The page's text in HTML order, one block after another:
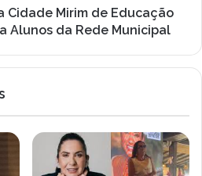
Cidade Mirim de Educação
Alunos da Rede Municipal